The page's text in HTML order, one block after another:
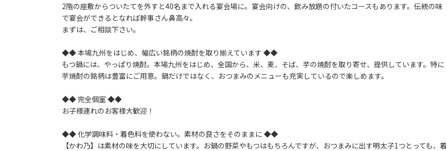
2階の座敷からついたてを外すと40名まで入れる宴会場に。宴会向けの、飲み放題の付いたコースもあります。伝統の味
で宴会ができるとなれば幹事さん鼻高々。
まずは、ご相談下さい。
◆◆ 本場九州をはじめ、幅広い銘柄の焼酎を取り揃えています ◆◆
もつ鍋には、やっぱり焼酎。本場九州をはじめ、全国から、米、麦、そば、芋の焼酎を取り寄せ、提供しています。特に
芋焼酎の銘柄は豊富にご用意。鍋だけではなく、おつまみのメニューも充実しているので楽しめます。
◆◆ 完全個室 ◆◆
お子様連れのお客様大歓迎！
◆◆ 化学調味料・着色料を使わない。素材の良さをそのままに ◆◆
【かわ乃】は素材の味を大切にしています。お鍋の野菜やもつはもちろんですが、おつまみに出す明太子1つとっても、着